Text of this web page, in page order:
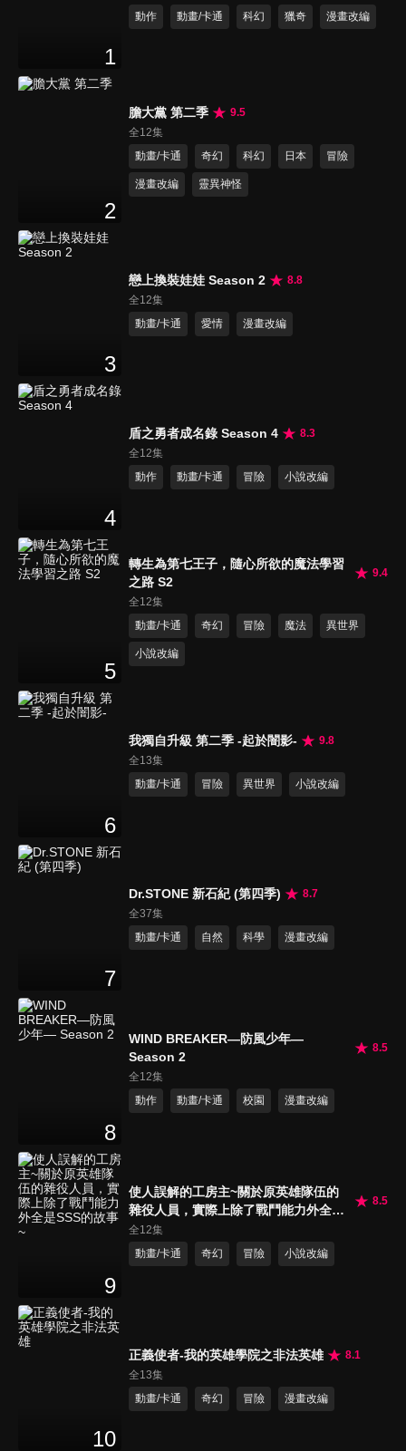
1
動作
動畫/卡通 科幻 獵奇 漫畫改編
2
膽大黨 第二季
9.5
全12集
動畫/卡通
奇幻 科幻 日本 冒險
漫畫改編 靈異神怪
3
戀上換裝娃娃 Season 2
8.8
全12集
動畫/卡通
愛情 漫畫改編
4
盾之勇者成名錄 Season 4
8.3
全12集
動作
動畫/卡通 冒險 小說改編
5
轉生為第七王子，隨心所欲的魔法學習
之路 S2
9.4
全12集
動畫/卡通
奇幻 冒險 魔法 異世界
小說改編
6
我獨自升級 第二季 -起於闇影-
9.8
全13集
動畫/卡通
冒險 異世界 小說改編
7
Dr.STONE 新石紀 (第四季)
8.7
全37集
動畫/卡通
自然 科學 漫畫改編
8
WIND BREAKER—防風少年—
Season 2
8.5
全12集
動作
動畫/卡通 校園 漫畫改編
9
使人誤解的工房主~關於原英雄隊伍的
雜役人員，實際上除了戰鬥能力外全是
SSS的故事~
8.5
全12集
動畫/卡通
奇幻 冒險 小說改編
10
正義使者-我的英雄學院之非法英雄
8.1
全13集
動畫/卡通
奇幻 冒險 漫畫改編